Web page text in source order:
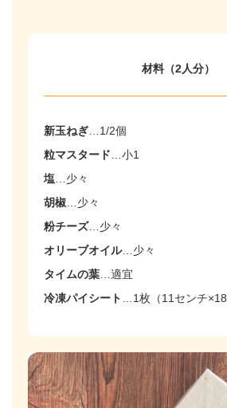
材料（2人分）
新玉ねぎ
1/2個
粒マスタード
小1
塩
少々
胡椒
少々
粉チーズ… 少々
オリーブオイル… 少々
タイムの葉
適宜
冷凍パイシート
1枚（11センチ×18